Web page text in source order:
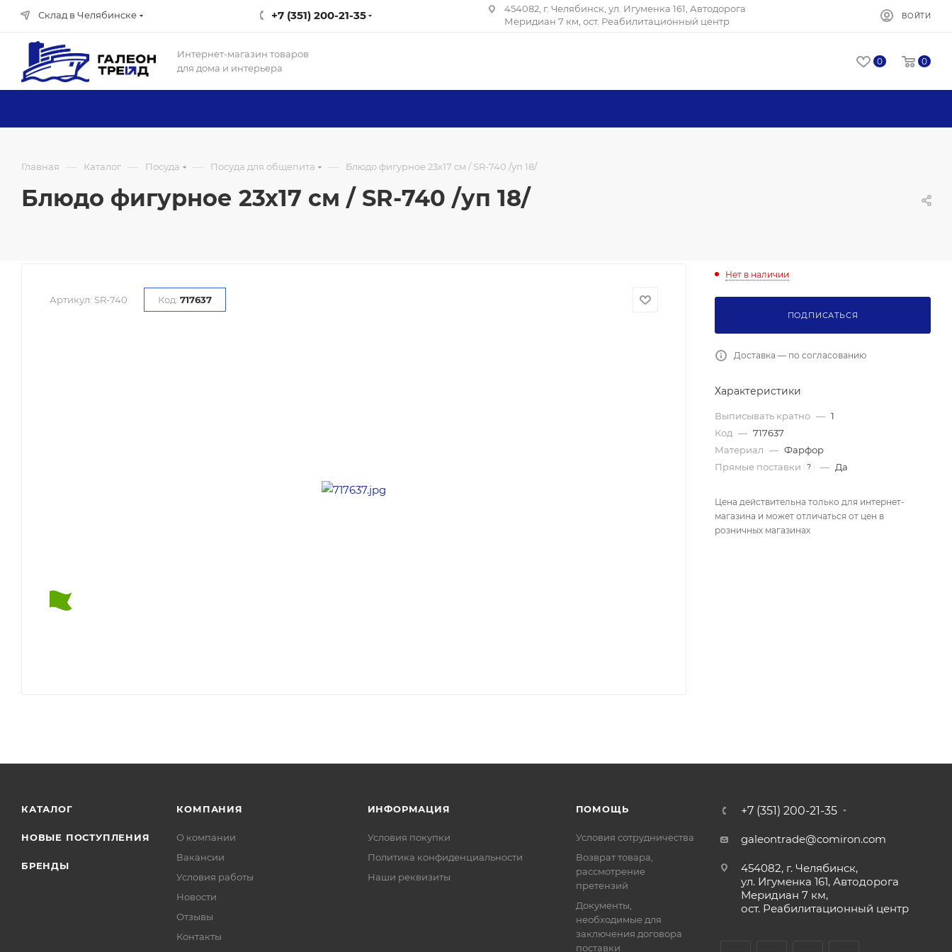
Склад в Челябинске +7 (351) 200-21-35
454082, г. Челябинск, ул. Игуменка 161, Автодорога
Меридиан 7 км, ост. Реабилитационный центр
ВОЙТИ
Интернет-магазин товаров
для дома и интерьера
0 0
Главная — Каталог — Посуда — Посуда для общепита — Блюдо фигурное 23х17 см / SR-740 /уп 18/
Блюдо фигурное 23х17 см / SR-740 /уп 18/
Артикул: SR-740 Код: 717637
Нет в наличии
ПОДПИСАТЬСЯ
Доставка — по согласованию
Характеристики
Выписывать кратно — 1
Код — 717637
Материал — Фарфор
Прямые поставки
? — Да
Цена действительна только для интернет-
магазина и может отличаться от цен в
розничных магазинах
КАТАЛОГ
НОВЫЕ ПОСТУПЛЕНИЯ
БРЕНДЫ
КОМПАНИЯ
О компании
Вакансии
Условия работы
Новости
Отзывы
Контакты
ИНФОРМАЦИЯ
Условия покупки
Политика конфиденциальности
Наши реквизиты
ПОМОЩЬ
Условия сотрудничества
Возврат товара,
рассмотрение
претензий
Документы,
необходимые для
заключения договора
поставки
+7 (351) 200-21-35
galeontrade@comiron.com
454082, г. Челябинск,
ул. Игуменка 161, Автодорога
Меридиан 7 км,
ост. Реабилитационный центр